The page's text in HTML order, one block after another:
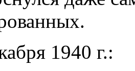
1940 г.: